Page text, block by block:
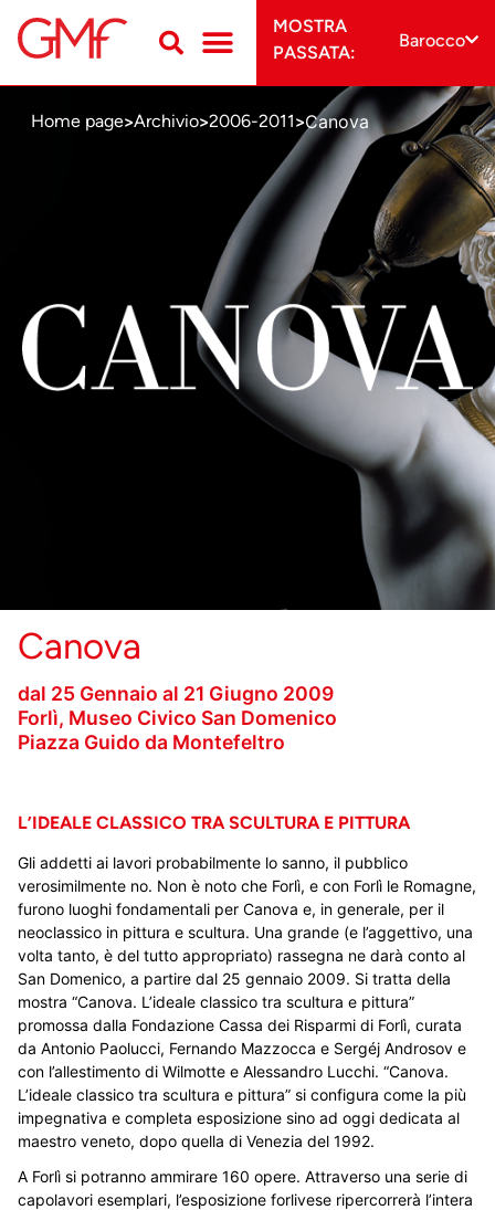
MOSTRA
PASSATA:
Barocco
Home page>Archivio>2006-2011>Canova
Canova
dal 25 Gennaio al 21 Giugno 2009
Forlì, Museo Civico San Domenico
Piazza Guido da Montefeltro
L’IDEALE CLASSICO TRA SCULTURA E PITTURA
Gli addetti ai lavori probabilmente lo sanno, il pubblico
verosimilmente no. Non è noto che Forlì, e con Forlì le Romagne,
furono luoghi fondamentali per Canova e, in generale, per il
neoclassico in pittura e scultura. Una grande (e l’aggettivo, una
volta tanto, è del tutto appropriato) rassegna ne darà conto al
San Domenico, a partire dal 25 gennaio 2009. Si tratta della
mostra “Canova. L’ideale classico tra scultura e pittura”
promossa dalla Fondazione Cassa dei Risparmi di Forlì, curata
da Antonio Paolucci, Fernando Mazzocca e Sergéj Androsov e
con l’allestimento di Wilmotte e Alessandro Lucchi. “Canova.
L’ideale classico tra scultura e pittura” si configura come la più
impegnativa e completa esposizione sino ad oggi dedicata al
maestro veneto, dopo quella di Venezia del 1992.
A Forlì si potranno ammirare 160 opere. Attraverso una serie di
capolavori esemplari, l’esposizione forlivese ripercorrerà l’intera